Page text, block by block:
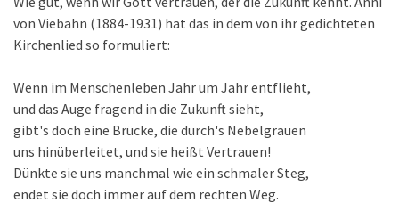
von Viebahn (1884-1931) hat das in dem von ihr gedichteten
Kirchenlied so formuliert:
Wenn im Menschenleben Jahr um Jahr entflieht,
und das Auge fragend in die Zukunft sieht,
gibt's doch eine Brücke, die durch's Nebelgrauen
uns hinüberleitet, und sie heißt Vertrauen!
Dünkte sie uns manchmal wie ein schmaler Steg,
endet sie doch immer auf dem rechten Weg.